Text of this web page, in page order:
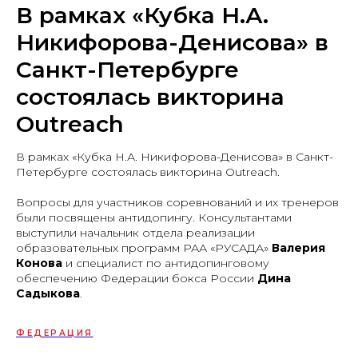
В рамках «Кубка Н.А.
Никифорова-Денисова» в
Санкт-Петербурге
состоялась викторина
Outreach
В рамках «Кубка Н.А. Никифорова-Денисова» в Санкт-
Петербурге состоялась викторина Outreach.
Вопросы для участников соревнований и их тренеров
были посвящены антидопингу. Консультантами
выступили начальник отдела реализации
образовательных программ РАА «РУСАДА» Валерия
Конова и специалист по антидопинговому
обеспечению Федерации бокса России Дина
Садыкова.
ФЕДЕРАЦИЯ